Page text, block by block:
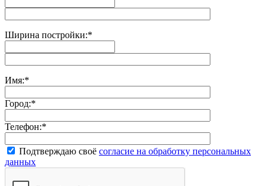
Ширина постройки:*
Имя:*
Город:*
Телефон:*
Подтверждаю своё согласие на обработку персональных
данных